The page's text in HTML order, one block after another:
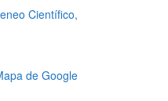
Científico,
de Google